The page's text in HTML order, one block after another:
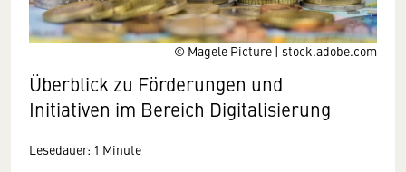
© Magele Picture | stock.adobe.com
Überblick zu Förderungen und
Initiativen im Bereich Digitalisierung
Lesedauer: 1 Minute